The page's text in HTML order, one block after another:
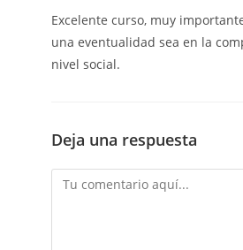
Excelente curso, muy
una eventualidad sea en la
nivel social.
Deja una respuesta